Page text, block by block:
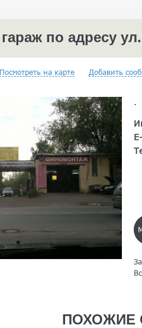
по адресу
Посмотреть на карте Добавить
.
ПОХОЖИЕ